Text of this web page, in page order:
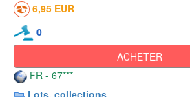
6,95 EUR
0
ACHETER
FR - 67***